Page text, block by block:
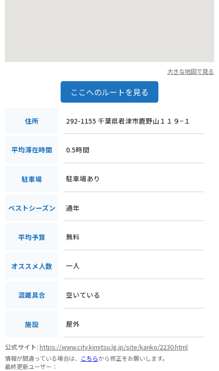
大きな地図で見る
ここへのルートを見る
住所 292-1155 千葉県君津市鹿野山１１９−１
平均滞在時間 0.5時間
駐車場 駐車場あり
ベストシーズン 通年
平均予算 無料
オススメ人数 一人
混雑具合 空いている
施設 屋外
公式サイト:https://www.city.kimitsu.lg.jp/site/kanko/2230.html
情報が間違っている場合は、 こちらから修正をお願いします。
最終更新ユーザー：